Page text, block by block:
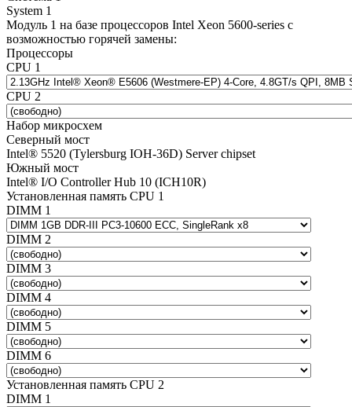
System 1
Модуль 1 на базе процессоров Intel Xeon 5600-series с
возможностью горячей замены:
Процессоры
CPU 1
CPU 2
Набор микросхем
Северный мост
Intel® 5520 (Tylersburg IOH-36D) Server chipset
Южный мост
Intel® I/O Controller Hub 10 (ICH10R)
Установленная память CPU 1
DIMM 1
DIMM 2
DIMM 3
DIMM 4
DIMM 5
DIMM 6
Установленная память CPU 2
DIMM 1